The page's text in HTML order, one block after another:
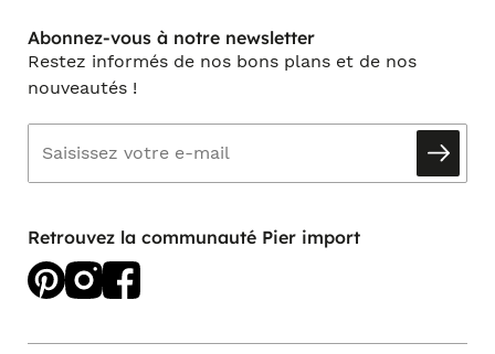
Abonnez-vous à notre newsletter
Restez informés de nos bons plans et de nos
nouveautés !
Retrouvez la communauté Pier import